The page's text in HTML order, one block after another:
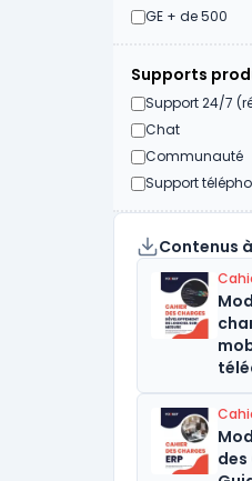
GE + de 500
Supports
Support 24/7
Chat
Communauté
Support
Contenus
des